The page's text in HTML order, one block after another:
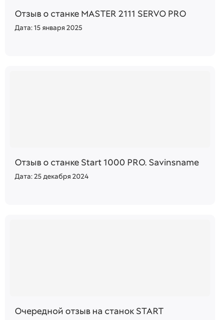
Отзыв о станке MASTER 2111 SERVO PRO
Дата: 15 января 2025
Отзыв о станке Start 1000 PRO. Savinsname
Дата: 25 декабря 2024
Очередной отзыв на станок START